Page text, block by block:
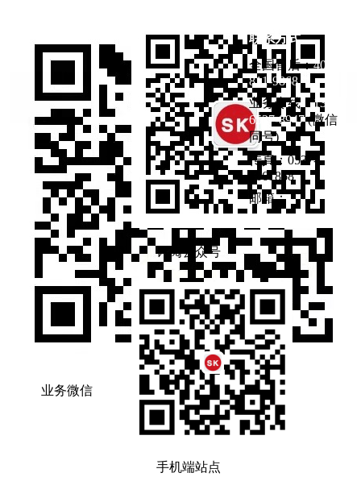
业务微信
订阅公众号
手机端站点
联系方式
全国售后：400-
811-9868
业务专线：133-
6537-8947(微信
同号)
传真：0537-
4661868
邮箱：